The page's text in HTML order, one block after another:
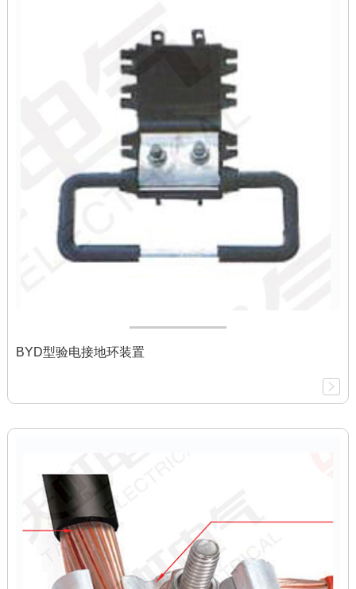
BYD型验电接地环装置